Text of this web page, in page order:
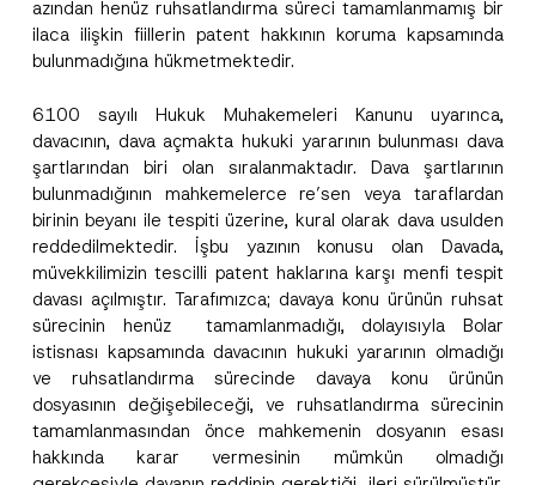
azından henüz ruhsatlandırma süreci tamamlanmamış bir
ilaca ilişkin fiillerin patent hakkının koruma kapsamında
bulunmadığına hükmetmektedir.
6100 sayılı Hukuk Muhakemeleri Kanunu uyarınca,
davacının, dava açmakta hukuki yararının bulunması dava
şartlarından biri olan sıralanmaktadır. Dava şartlarının
bulunmadığının mahkemelerce re’sen veya taraflardan
birinin beyanı ile tespiti üzerine, kural olarak dava usulden
reddedilmektedir. İşbu yazının konusu olan Davada,
müvekkilimizin tescilli patent haklarına karşı menfi tespit
davası açılmıştır. Tarafımızca; davaya konu ürünün ruhsat
sürecinin henüz tamamlanmadığı, dolayısıyla Bolar
istisnası kapsamında davacının hukuki yararının olmadığı
ve ruhsatlandırma sürecinde davaya konu ürünün
dosyasının değişebileceği, ve ruhsatlandırma sürecinin
tamamlanmasından önce mahkemenin dosyanın esası
hakkında karar vermesinin mümkün olmadığı
Ad*
Soyad*
Firma
Pozisyon
E-Posta Adresi*
P
i
v
a
c
y
d
r
e
N
m
a
s